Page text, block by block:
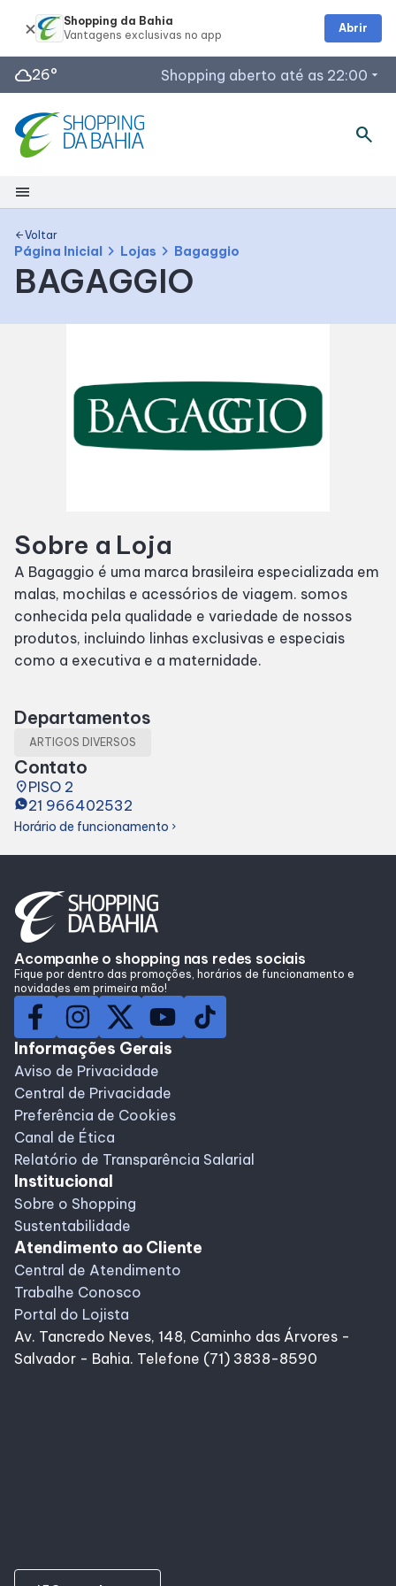
cloud26° Shopping aberto até as 22:00 arrow_drop_down
Horários de Funcionamento
Lojas
Outback Steakhouse
Planeta Imaginário
Acessar todos os horários
search
menu
Shopping
Mapa Interno
Como chegar
SDB Premium
Entretenimento
Cinema
Eventos
Lojas e Restaurantes
Lojas
Compre Online
Programa de benefícios
arrow_backVoltar
Página Inicial chevron_right Lojas chevron_right Bagaggio
BAGAGGIO
Sobre a Loja
A Bagaggio é uma marca brasileira especializada em
malas, mochilas e acessórios de viagem. somos
conhecida pela qualidade e variedade de nossos
produtos, incluindo linhas exclusivas e especiais
como a executiva e a maternidade.
Departamentos
ARTIGOS DIVERSOS
Contato
placePISO 2
21 966402532
Horário de funcionamento chevron_right
Acompanhe o shopping nas redes sociais
Fique por dentro das promoções, horários de funcionamento e
novidades em primeira mão!
Informações Gerais
Aviso de Privacidade
Central de Privacidade
Preferência de Cookies
Canal de Ética
Relatório de Transparência Salarial
Institucional
Sobre o Shopping
Sustentabilidade
Atendimento ao Cliente
Central de Atendimento
Trabalhe Conosco
Portal do Lojista
Av. Tancredo Neves, 148, Caminho das Árvores -
Salvador - Bahia. Telefone (71) 3838-8590
Shopping da Bahia
Abrir